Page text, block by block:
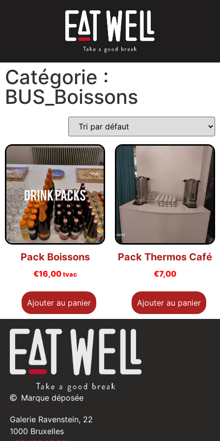
Catégorie :
BUS_Boissons
Pack Boissons
€16,00 tvac
Ajouter au panier
Pack Thermos Café
€7,00
Ajouter au panier
Marque déposée
Galerie Ravenstein, 22
1000 Bruxelles